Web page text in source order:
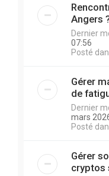
Angers
Dernier
07:56
Posté
Gérer
de
Dernier
mars
Posté
Gérer
cryptos